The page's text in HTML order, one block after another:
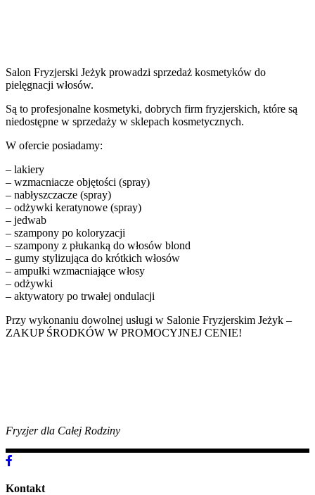
Salon Fryzjerski Jeżyk prowadzi sprzedaż kosmetyków do
pielęgnacji włosów.
Są to profesjonalne kosmetyki, dobrych firm fryzjerskich, które są
niedostępne w sprzedaży w sklepach kosmetycznych.
W ofercie posiadamy:
– lakiery
– wzmacniacze objętości (spray)
– nabłyszczacze (spray)
– odżywki keratynowe (spray)
– jedwab
– szampony po koloryzacji
– szampony z płukanką do włosów blond
– gumy stylizująca do krótkich włosów
– ampułki wzmacniające włosy
– odżywki
– aktywatory po trwałej ondulacji
Przy wykonaniu dowolnej usługi w Salonie Fryzjerskim Jeżyk –
ZAKUP ŚRODKÓW W PROMOCYJNEJ CENIE!
Fryzjer dla Całej Rodziny
Kontakt